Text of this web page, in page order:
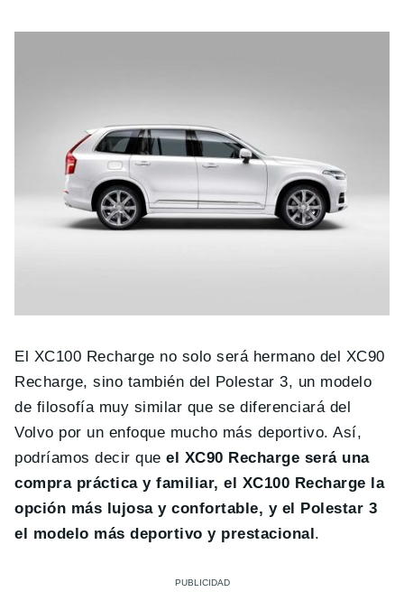
El XC100 Recharge no solo será hermano del XC90
Recharge, sino también del Polestar 3, un modelo
de filosofía muy similar que se diferenciará del
Volvo por un enfoque mucho más deportivo. Así,
podríamos decir queel XC90 Recharge será una
compra práctica y familiar, el XC100 Recharge la
opción más lujosa y confortable, y el Polestar 3
el modelo más deportivo y prestacional.